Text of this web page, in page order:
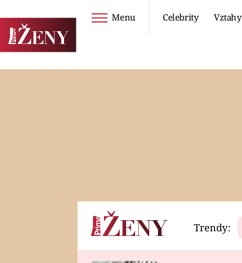
Menu Celebrity Vztahy
Horoskopy Video
Trendy: